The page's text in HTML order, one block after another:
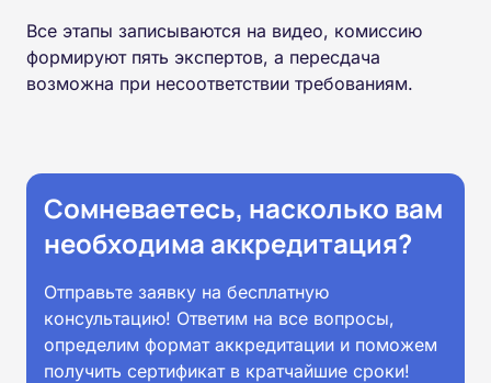
Все этапы записываются на видео, комиссию
формируют пять экспертов, а пересдача
возможна при несоответствии требованиям.
Сомневаетесь, насколько вам
необходима аккредитация?
Отправьте заявку на бесплатную
консультацию! Ответим на все вопросы,
определим формат аккредитации и поможем
получить сертификат в кратчайшие сроки!